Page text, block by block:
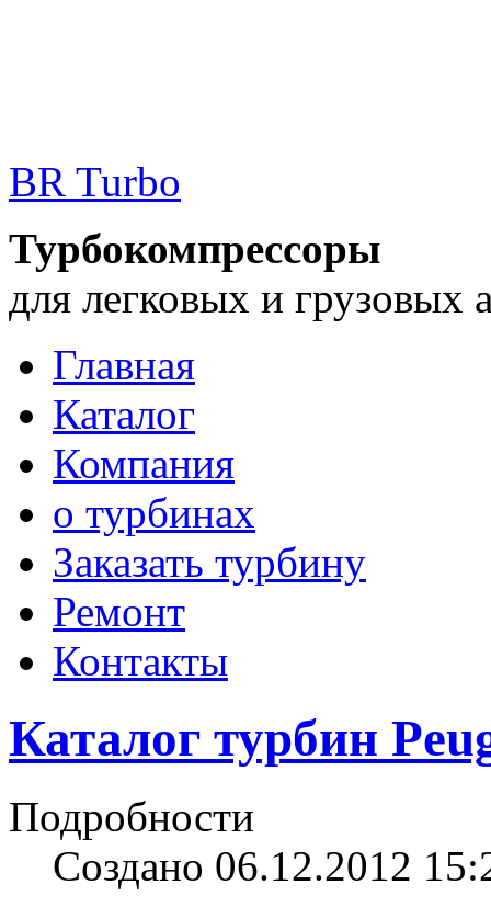
BR Turbo
Турбокомпрессоры
для легковых и грузовых
Главная
Каталог
Компания
о турбинах
Заказать турбину
Ремонт
Контакты
Каталог турбин
Подробности
Создано 06.12.2012